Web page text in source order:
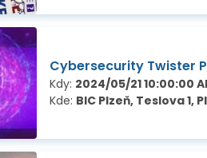
Cybersecurity Twister
Kdy: 2024/05/21 10:00:00
Kde: BIC Plzeň, Teslova 1,